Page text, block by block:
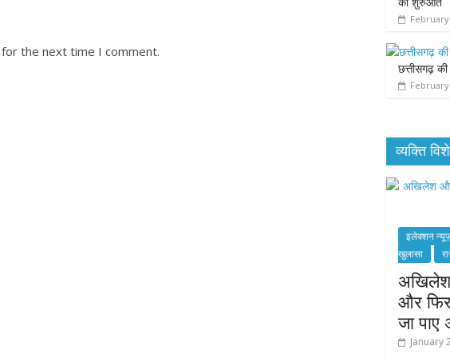
the next time I comment.
February
छत्तीसगढ़
February
व्यक्ति
इलेक्शन
खुलासा
और फिर
जा
January